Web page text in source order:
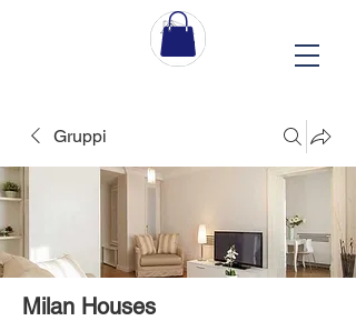
Gruppi
Milan Houses